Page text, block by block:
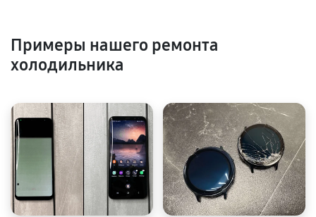
Примеры нашего ремонта
холодильника